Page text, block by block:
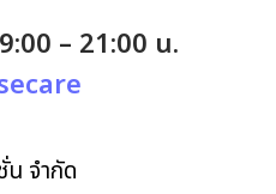
– 21:00 น.
น จำกัด